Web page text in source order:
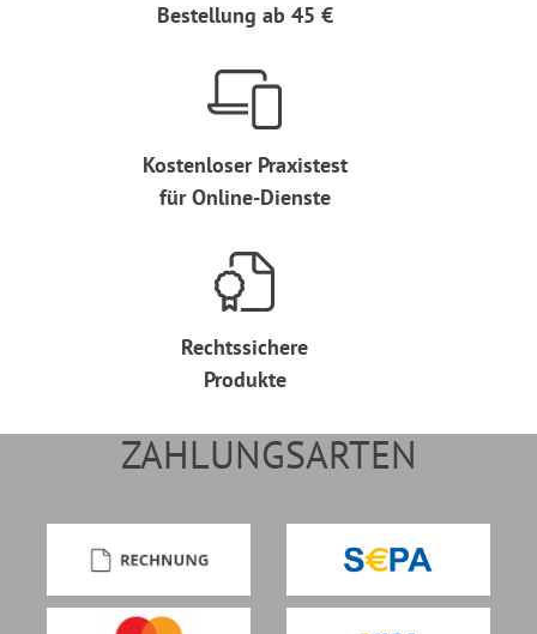
Bestellung ab 45 €
Kostenloser Praxistest
für Online-Dienste
Rechtssichere
Produkte
ZAHLUNGSARTEN